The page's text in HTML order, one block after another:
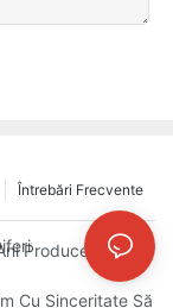
Întrebări Frecvente
Materiale
Produce
A
Cu Sinceritate Să